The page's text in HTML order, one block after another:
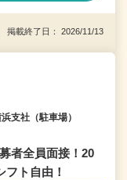
載終了日： 2026/11/13
支社（駐車場）
者全員面接！20
ト自由！